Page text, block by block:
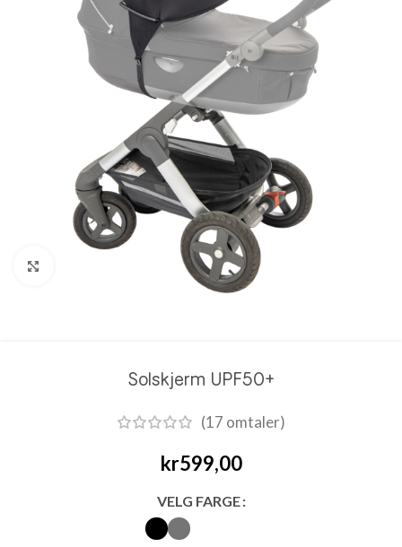
Solskjerm UPF50+
(17 omtaler)
kr599,00
VELG FARGE